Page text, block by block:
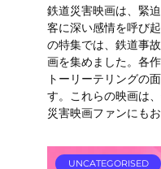
鉄道災害映画は、緊
客に深い感情を呼び
の特集では、鉄道事
画を集めました。各
トーリーテリングの
す。これらの映画は
災害映画ファンにもお
UNCATEGORISED